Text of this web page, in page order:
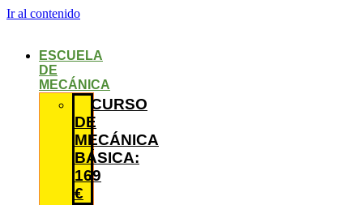
Ir al contenido
ESCUELA
DE
MECÁNICA
CURSO
DE
MECÁNICA
BÁSICA:
169
€